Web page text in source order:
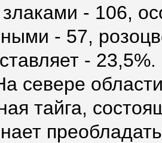
- 106,
- 57,
-
севере
тайга,